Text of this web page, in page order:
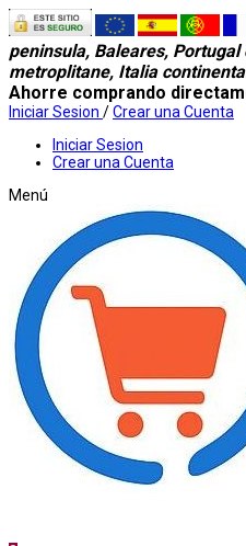
peninsula, Baleares,
metroplitane, Italia
Ahorre comprando
Iniciar Sesion /Crear una Cuenta
Iniciar Sesion
Crear una Cuenta
Menú